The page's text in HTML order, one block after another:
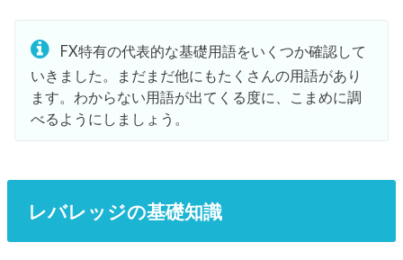
FX特有の代表的な基礎用語をいくつか確認して
いきました。まだまだ他にもたくさんの用語があり
ます。わからない用語が出てくる度に、こまめに調
べるようにしましょう。
レバレッジの基礎知識